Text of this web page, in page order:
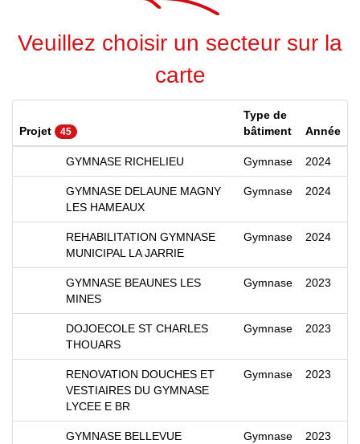
Veuillez choisir un secteur sur la
carte
Projet 45
Type de
bâtiment
Année
GYMNASE RICHELIEU Gymnase 2024
GYMNASE DELAUNE MAGNY
LES HAMEAUX
Gymnase 2024
REHABILITATION GYMNASE
MUNICIPAL LA JARRIE
Gymnase 2024
GYMNASE BEAUNES LES
MINES
Gymnase 2023
DOJOECOLE ST CHARLES
THOUARS
Gymnase 2023
RENOVATION DOUCHES ET
VESTIAIRES DU GYMNASE
LYCEE E BR
Gymnase 2023
GYMNASE BELLEVUE Gymnase 2023